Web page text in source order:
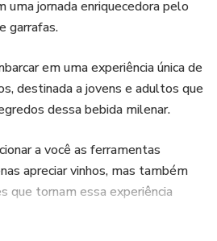
uma jornada enriquecedora pelo
garrafas.
em uma experiência única de
destinada a jovens e adultos que
dessa bebida milenar.
a você as ferramentas
apreciar vinhos, mas também
que tornam essa experiência